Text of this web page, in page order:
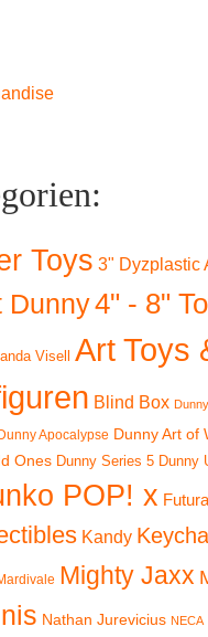
Toys 3" Dyzplastic
Dunny4" - 8"
Visell Art Toys
Blind Box
Apocalypse Dunny Art of
Ones Dunny Series 5 Dunny
POP! x
Kandy
Mighty Jaxx
Nathan Jurevicius NECA